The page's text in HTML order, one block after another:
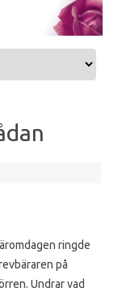
ringde
på
Undrar vad